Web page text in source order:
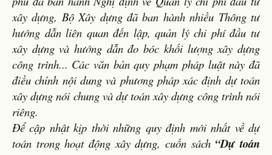
xây dựng, Bộ Xây dựng đã ban hành nhiều Thông tư
hướng dẫn liên quan đến lập, quản lý chi phí đầu tư
xây dựng và hướng dẫn đo bóc khối lượng xây dựng
công trình... Các văn bản quy phạm pháp luật này đã
điều chỉnh nội dung và phương pháp xác định dự toán
xây dựng nói chung và dự toán xây dựng công trình nói
riêng.
Để cập nhật kịp thời những quy định mới nhất về dự
toán trong hoạt động xây dựng, cuốn sách “Dự toán